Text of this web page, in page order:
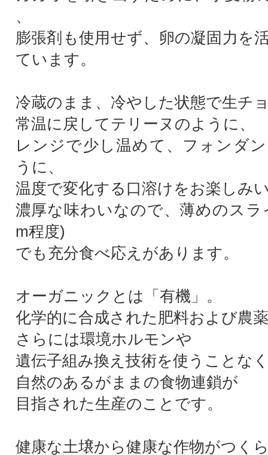
、
膨張剤も使用せず、卵の凝固力を
ています。
冷蔵のまま、冷やした状態で生チ
常温に戻してテリーヌのように、
レンジで少し温めて、フォンダ
うに、
温度で変化する口溶けをお楽しみ
濃厚な味わいなので、薄めのスラ
m程度)
でも充分食べ応えがあります。
オーガニックとは「有機」。
化学的に合成された肥料および農
さらには環境ホルモンや
遺伝子組み換え技術を使うことな
自然のあるがままの食物連鎖が
目指された生産のことです。
健康な土壌から健康な作物がつく